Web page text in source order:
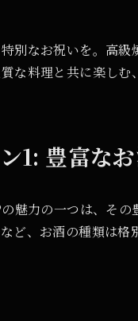
別なお祝いを。高
な料理と共に楽しむ
1: 豊富な
魅力の一つは、その
ど、お酒の種類は